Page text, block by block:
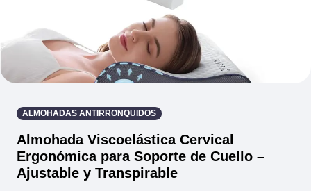
ALMOHADAS ANTIRRONQUIDOS
Almohada Viscoelástica Cervical
Ergonómica para Soporte de Cuello –
Ajustable y Transpirable